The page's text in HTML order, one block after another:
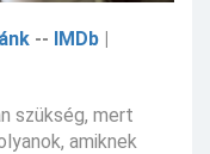
-- IMDb |
szükség, mert
amiknek